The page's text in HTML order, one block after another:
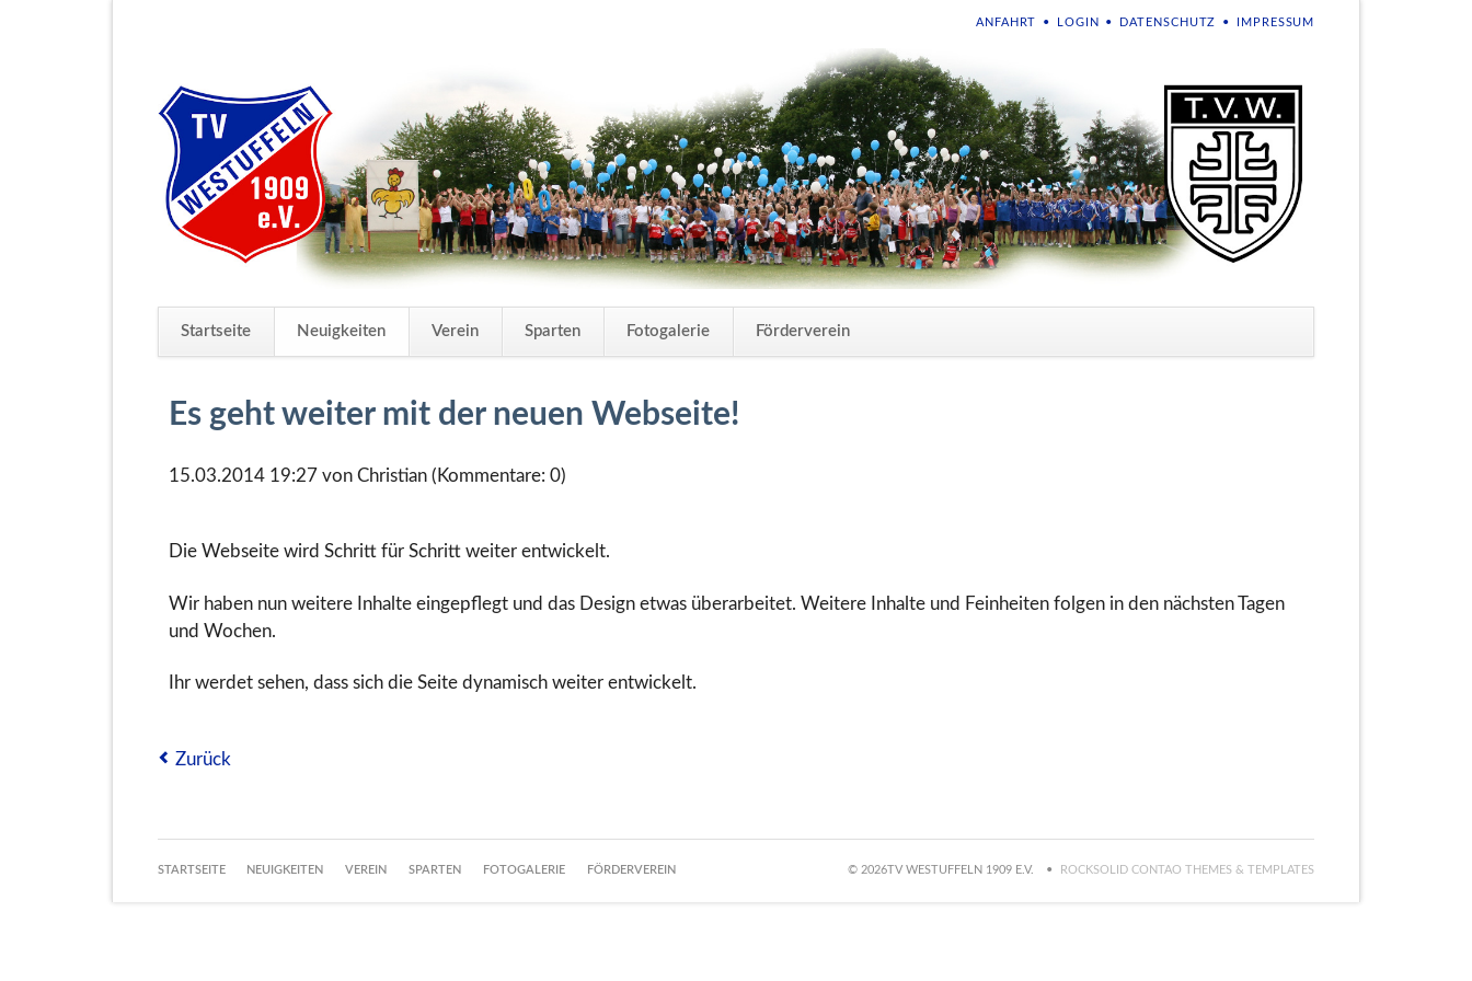
NAVIGATION
ANFAHRT LOGIN DATENSCHUTZ IMPRESSUM
überspringen
Startseite Neuigkeiten Verein Sparten Fotogalerie Förderverein
überspringen
Es geht weiter mit der neuen Webseite!
15.03.2014 19:27 von Christian (Kommentare: 0)
Die Webseite wird Schritt für Schritt weiter entwickelt.
Wir haben nun weitere Inhalte eingepflegt und das Design etwas überarbeitet. Weitere Inhalte und Feinheiten folgen in den nächsten Tagen
und Wochen.
Ihr werdet sehen, dass sich die Seite dynamisch weiter entwickelt.
Zurück
NAVIGATION
STARTSEITE NEUIGKEITEN VEREIN SPARTEN FOTOGALERIE FÖRDERVEREIN © 2026TV WESTUFFELN 1909 E.V. ROCKSOLID CONTAO THEMES & TEMPLATES